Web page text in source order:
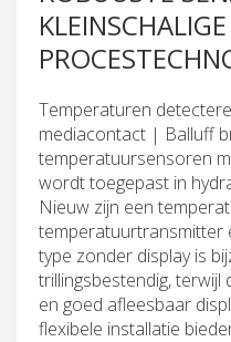
KLEINSCHALIGE
Temperaturen
mediacontact | Balluff
temperatuursensoren
wordt toegepast in
Nieuw zijn een
temperatuurtransmitter
type zonder display is
trillingsbestendig,
en goed afleesbaar
flexibele installatie